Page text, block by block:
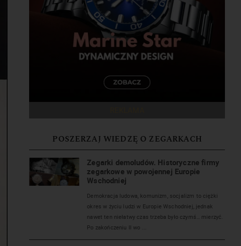
POSZERZAJ WIEDZĘ O ZEGARKACH
Zegarki demoludów. Historyczne firmy
zegarkowe w powojennej Europie
Wschodniej
Demokracja ludowa, komunizm, socjalizm to ciężki
okres w życiu ludzi w Europie Wschodniej, jednak
nawet ten niełatwy czas trzeba było czymś… mierzyć.
Po zakończeniu II wo ...